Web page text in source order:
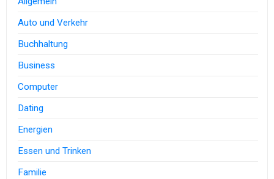
Auto und Verkehr
Buchhaltung
Business
Computer
Dating
Energien
Essen und Trinken
Familie